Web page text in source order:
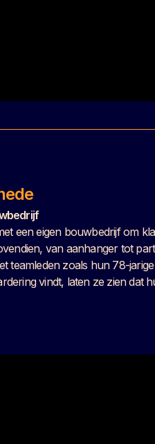
een eigen bouwbedrijf om
van aanhanger tot
teamleden zoals hun 78-jarige
vindt, laten ze zien dat